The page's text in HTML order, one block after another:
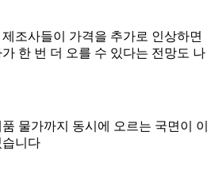
조사들이 가격을 추가로 인상하면
한 번 더 오를 수 있다는 전망도 나
물가까지 동시에 오르는 국면이 이
니다